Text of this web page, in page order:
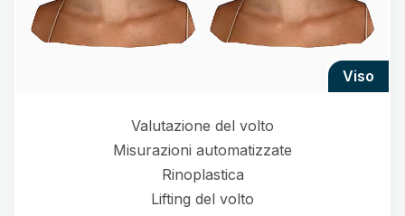
viso
Valutazione del volto
Misurazioni automatizzate
Rinoplastica
Lifting del volto